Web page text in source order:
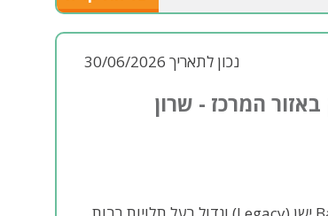
נכון לתאריך 30/06/2026